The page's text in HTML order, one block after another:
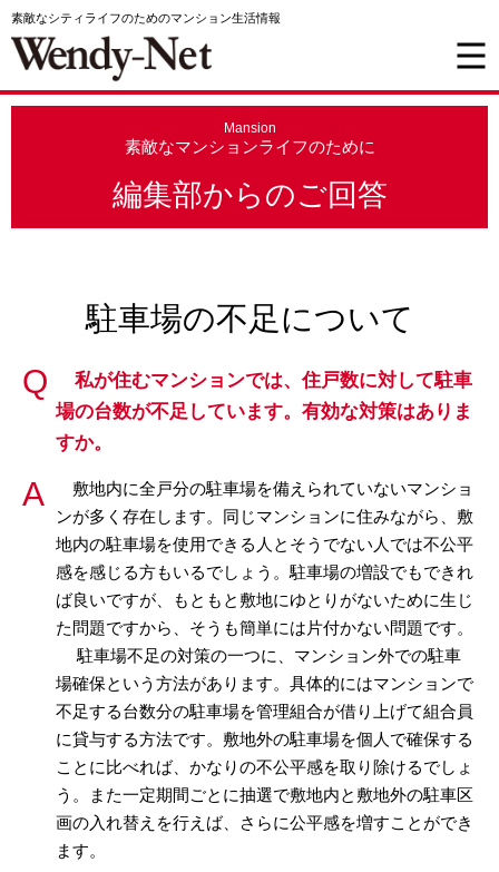
素敵なシティライフのためのマンション生活情報
Mansion
素敵なマンションライフのために
編集部からのご回答
駐車場の不足について
私が住むマンションでは、住戸数に対して駐車
場の台数が不足しています。有効な対策はありま
すか。
敷地内に全戸分の駐車場を備えられていないマンショ
ンが多く存在します。同じマンションに住みながら、敷
地内の駐車場を使用できる人とそうでない人では不公平
感を感じる方もいるでしょう。駐車場の増設でもできれ
ば良いですが、もともと敷地にゆとりがないために生じ
た問題ですから、そうも簡単には片付かない問題です。
駐車場不足の対策の一つに、マンション外での駐車
場確保という方法があります。具体的にはマンションで
不足する台数分の駐車場を管理組合が借り上げて組合員
に貸与する方法です。敷地外の駐車場を個人で確保する
ことに比べれば、かなりの不公平感を取り除けるでしょ
う。また一定期間ごとに抽選で敷地内と敷地外の駐車区
画の入れ替えを行えば、さらに公平感を増すことができ
ます。